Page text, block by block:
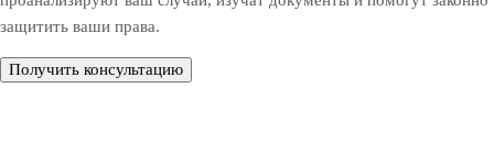
защитить ваши права.
Получить консультацию